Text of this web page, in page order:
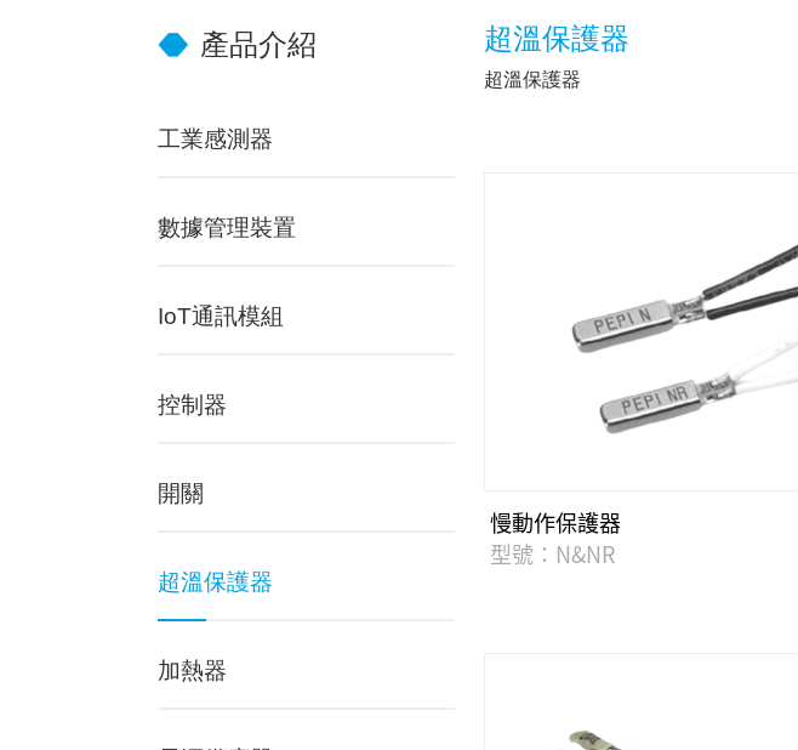
產品介紹
工業感測器
數據管理裝置
IoT通訊模組
控制器
開關
超溫保護器
加熱器
超溫保護器
超溫保護器
慢動作保護器
型號：N&NR